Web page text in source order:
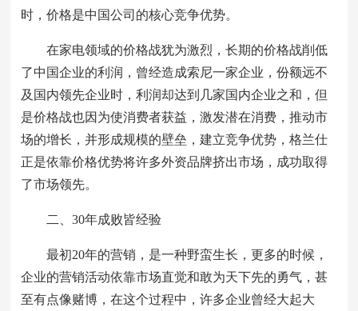
时，价格是中国公司的核心竞争优势。
在家电领域的价格战犹为激烈，长期的价格战削低
了中国企业的利润，曾经造成索尼一家企业，份额远不
及国内领先企业时，利润却达到几家国内企业之和，但
是价格战也因为使消费者获益，激发潜在消费，推动市
场的增长，并形成规模的壁垒，建立竞争优势，格兰仕
正是依靠价格优势将许多外资品牌挤出市场，成功取得
了市场领先。
二、30年成败皆经验
最初20年的营销，是一种野蛮生长，更多的时候，
企业的营销活动依靠市场直觉和敢为天下先的勇气，甚
至有点像赌博，在这个过程中，许多企业曾经大起大